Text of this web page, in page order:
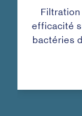
Filtration
efficacité
bactéries